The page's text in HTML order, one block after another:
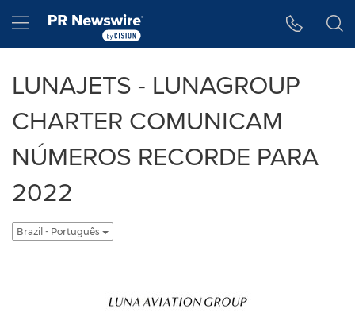
Hamburger menu
LUNAJETS - LUNAGROUP
CHARTER COMUNICAM
NÚMEROS RECORDE PARA
2022
Brazil - Português